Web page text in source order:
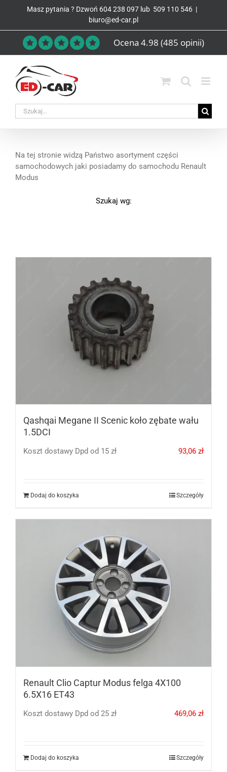
Masz pytania ? Dzwoń 604 238 097 lub 509 110 546 |
biuro@ed-car.pl
Ocena 4.98 (485 opinii)
Na tej stronie widzą Państwo asortyment części
samochodowych jaki posiadamy do samochodu Renault
Modus
Szukaj wg:
Qashqai Megane II Scenic koło zębate wału
1.5DCI
Koszt dostawy Dpd od 15 zł 93,06 zł
Dodaj do koszyka Szczegóły
Renault Clio Captur Modus felga 4X100
6.5X16 ET43
Koszt dostawy Dpd od 25 zł 469,06 zł
Dodaj do koszyka Szczegóły